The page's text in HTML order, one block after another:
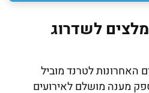
לשדרוג
האחרונות לטרנד מוביל
מענה מושלם לאירועים